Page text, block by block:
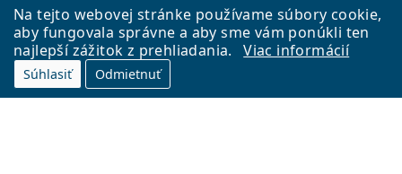
Na tejto webovej stránke používame súbory cookie,
aby fungovala správne a aby sme vám ponúkli ten
najlepší zážitok z prehliadania.
Viac informácií
Súhlasiť Odmietnuť
Späť na Úvodnu stránku
Lentiamo.sk vlastní a prevádzkuje spoločnosť Lentiamo s.r.o., Česká